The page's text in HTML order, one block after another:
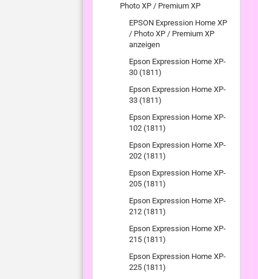
Photo XP / Premium XP
EPSON Expression Home XP
/ Photo XP / Premium XP
anzeigen
Epson Expression Home XP-
30 (1811)
Epson Expression Home XP-
33 (1811)
Epson Expression Home XP-
102 (1811)
Epson Expression Home XP-
202 (1811)
Epson Expression Home XP-
205 (1811)
Epson Expression Home XP-
212 (1811)
Epson Expression Home XP-
215 (1811)
Epson Expression Home XP-
225 (1811)